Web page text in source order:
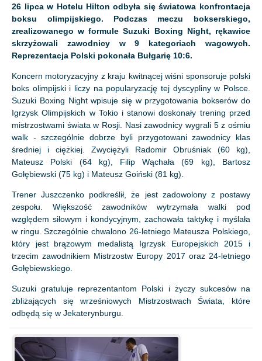
26 lipca w Hotelu Hilton odbyła się światowa konfrontacja
boksu olimpijskiego. Podczas meczu bokserskiego,
zrealizowanego w formule Suzuki Boxing Night, rękawice
skrzyżowali zawodnicy w 9 kategoriach wagowych.
Reprezentacja Polski pokonała Bułgarię 10:6.
Koncern motoryzacyjny z kraju kwitnącej wiśni sponsoruje polski
boks olimpijski i liczy na popularyzację tej dyscypliny w Polsce.
Suzuki Boxing Night wpisuje się w przygotowania bokserów do
Igrzysk Olimpijskich w Tokio i stanowi doskonały trening przed
mistrzostwami świata w Rosji. Nasi zawodnicy wygrali 5 z ośmiu
walk - szczególnie dobrze byli przygotowani zawodnicy klas
średniej i ciężkiej. Zwyciężyli Radomir Obruśniak (60 kg),
Mateusz Polski (64 kg), Filip Wąchała (69 kg), Bartosz
Gołębiewski (75 kg) i Mateusz Goiński (81 kg).
Trener Juszczenko podkreślił, że jest zadowolony z postawy
zespołu. Większość zawodników wytrzymała walki pod
względem siłowym i kondycyjnym, zachowała taktykę i myślała
w ringu. Szczególnie chwalono 26-letniego Mateusza Polskiego,
który jest brązowym medalistą Igrzysk Europejskich 2015 i
trzecim zawodnikiem Mistrzostw Europy 2017 oraz 24-letniego
Gołębiewskiego.
Suzuki gratuluje reprezentantom Polski i życzy sukcesów na
zbliżających się wrześniowych Mistrzostwach Świata, które
odbędą się w Jekaterynburgu.